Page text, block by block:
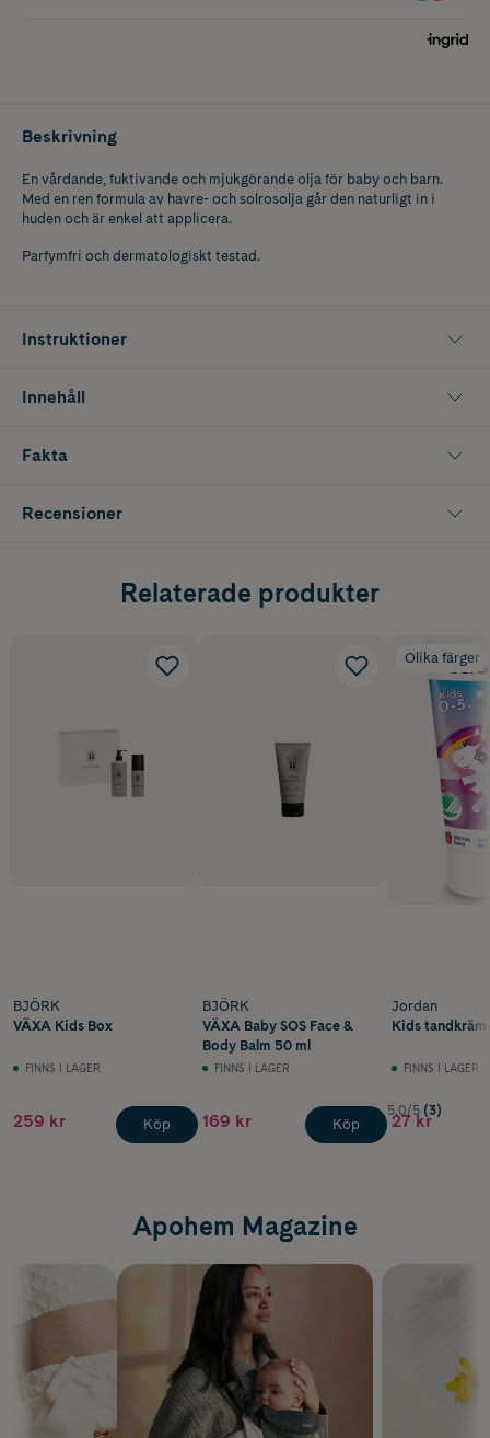
Beskrivning
En vårdande, fuktivande och mjukgörande olja för baby och barn.
Med en ren formula av havre- och solrosolja går den naturligt in i
huden och är enkel att applicera.
Parfymfri och dermatologiskt testad.
Instruktioner
Innehåll
Fakta
Recensioner
Relaterade produkter
BJÖRK
VÄXA Kids Box
FINNS I LAGER
259 kr Köp
BJÖRK
VÄXA Baby SOS Face &
Body Balm 50 ml
FINNS I LAGER
169 kr Köp
Olika färger
Jordan
Kids
FINNS I LAGER
5.0/5 (3)
27 kr
Apohem Magazine